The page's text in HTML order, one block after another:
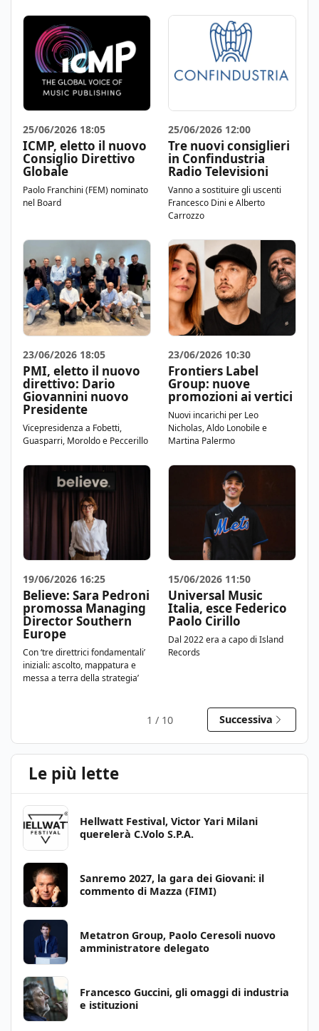
25/06/2026 18:05
ICMP, eletto il nuovo
Consiglio Direttivo
Globale
Paolo Franchini (FEM) nominato
nel Board
25/06/2026 12:00
Tre nuovi consiglieri
in Confindustria
Radio Televisioni
Vanno a sostituire gli uscenti
Francesco Dini e Alberto
Carrozzo
23/06/2026 18:05
PMI, eletto il nuovo
direttivo: Dario
Giovannini nuovo
Presidente
Vicepresidenza a Fobetti,
Guasparri, Moroldo e Peccerillo
23/06/2026 10:30
Frontiers Label
Group: nuove
promozioni ai vertici
Nuovi incarichi per Leo
Nicholas, Aldo Lonobile e
Martina Palermo
19/06/2026 16:25
Believe: Sara Pedroni
promossa Managing
Director Southern
Europe
Con ‘tre direttrici fondamentali’
iniziali: ascolto, mappatura e
messa a terra della strategia’
15/06/2026 11:50
Universal Music
Italia, esce Federico
Paolo Cirillo
Dal 2022 era a capo di Island
Records
1 / 10 Successiva
Le più lette
Hellwatt Festival, Victor Yari Milani
querelerà C.Volo S.P.A.
Sanremo 2027, la gara dei Giovani: il
commento di Mazza (FIMI)
Metatron Group, Paolo Ceresoli nuovo
amministratore delegato
Francesco Guccini, gli omaggi di industria
e istituzioni